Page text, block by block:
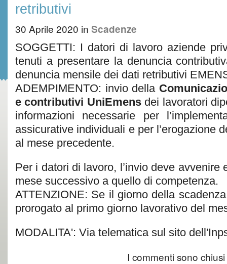
retributivi
30 Aprile 2020 in Scadenze
SOGGETTI: I datori di lavoro aziende
tenuti a presentare la denuncia
denuncia mensile dei dati retributivi
ADEMPIMENTO: invio della
e contributivi UniEmens dei lavoratori
informazioni necessarie per
assicurative individuali e per l’erogazione
al mese precedente.
Per i datori di lavoro, l’invio deve avvenire
mese successivo a quello di competenza.
ATTENZIONE: Se il giorno della
prorogato al primo giorno lavorativo del
MODALITA': Via telematica sul sito
I commenti sono chiusi